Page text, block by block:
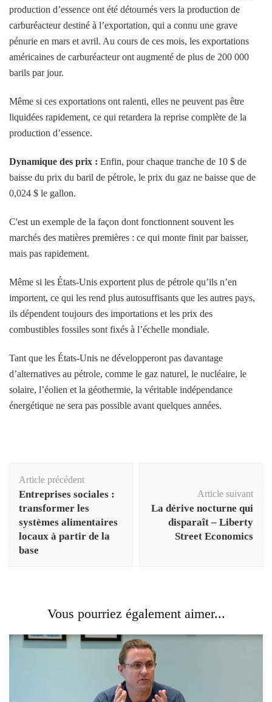
production d’essence ont été détournés vers la production de
carburéacteur destiné à l’exportation, qui a connu une grave
pénurie en mars et avril. Au cours de ces mois, les exportations
américaines de carburéacteur ont augmenté de plus de 200 000
barils par jour.
Même si ces exportations ont ralenti, elles ne peuvent pas être
liquidées rapidement, ce qui retardera la reprise complète de la
production d’essence.
Dynamique des prix : Enfin, pour chaque tranche de 10 $ de
baisse du prix du baril de pétrole, le prix du gaz ne baisse que de
0,024 $ le gallon.
C'est un exemple de la façon dont fonctionnent souvent les
marchés des matières premières : ce qui monte finit par baisser,
mais pas rapidement.
Même si les États-Unis exportent plus de pétrole qu’ils n’en
importent, ce qui les rend plus autosuffisants que les autres pays,
ils dépendent toujours des importations et les prix des
combustibles fossiles sont fixés à l’échelle mondiale.
Tant que les États-Unis ne développeront pas davantage
d’alternatives au pétrole, comme le gaz naturel, le nucléaire, le
solaire, l’éolien et la géothermie, la véritable indépendance
énergétique ne sera pas possible avant quelques années.
d'article
Article précédent
Entreprises sociales :
transformer les
systèmes alimentaires
locaux à partir de la
base
Article suivant
La dérive nocturne qui
disparaît – Liberty
Street Economics
Vous pourriez également aimer...